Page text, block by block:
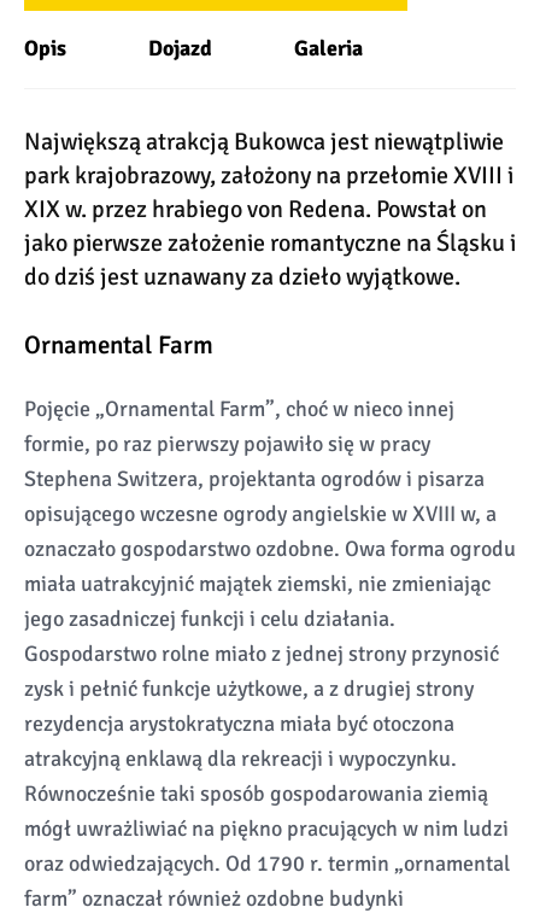
Opis Dojazd Galeria
Największą atrakcją Bukowca jest niewątpliwie
park krajobrazowy, założony na przełomie XVIII i
XIX w. przez hrabiego von Redena. Powstał on
jako pierwsze założenie romantyczne na Śląsku i
do dziś jest uznawany za dzieło wyjątkowe.
Ornamental Farm
Pojęcie „Ornamental Farm”, choć w nieco innej
formie, po raz pierwszy pojawiło się w pracy
Stephena Switzera, projektanta ogrodów i pisarza
opisującego wczesne ogrody angielskie w XVIII w, a
oznaczało gospodarstwo ozdobne. Owa forma ogrodu
miała uatrakcyjnić majątek ziemski, nie zmieniając
jego zasadniczej funkcji i celu działania.
Gospodarstwo rolne miało z jednej strony przynosić
zysk i pełnić funkcje użytkowe, a z drugiej strony
rezydencja arystokratyczna miała być otoczona
atrakcyjną enklawą dla rekreacji i wypoczynku.
Równocześnie taki sposób gospodarowania ziemią
mógł uwrażliwiać na piękno pracujących w nim ludzi
oraz odwiedzających. Od 1790 r. termin „ornamental
farm” oznaczał również ozdobne budynki